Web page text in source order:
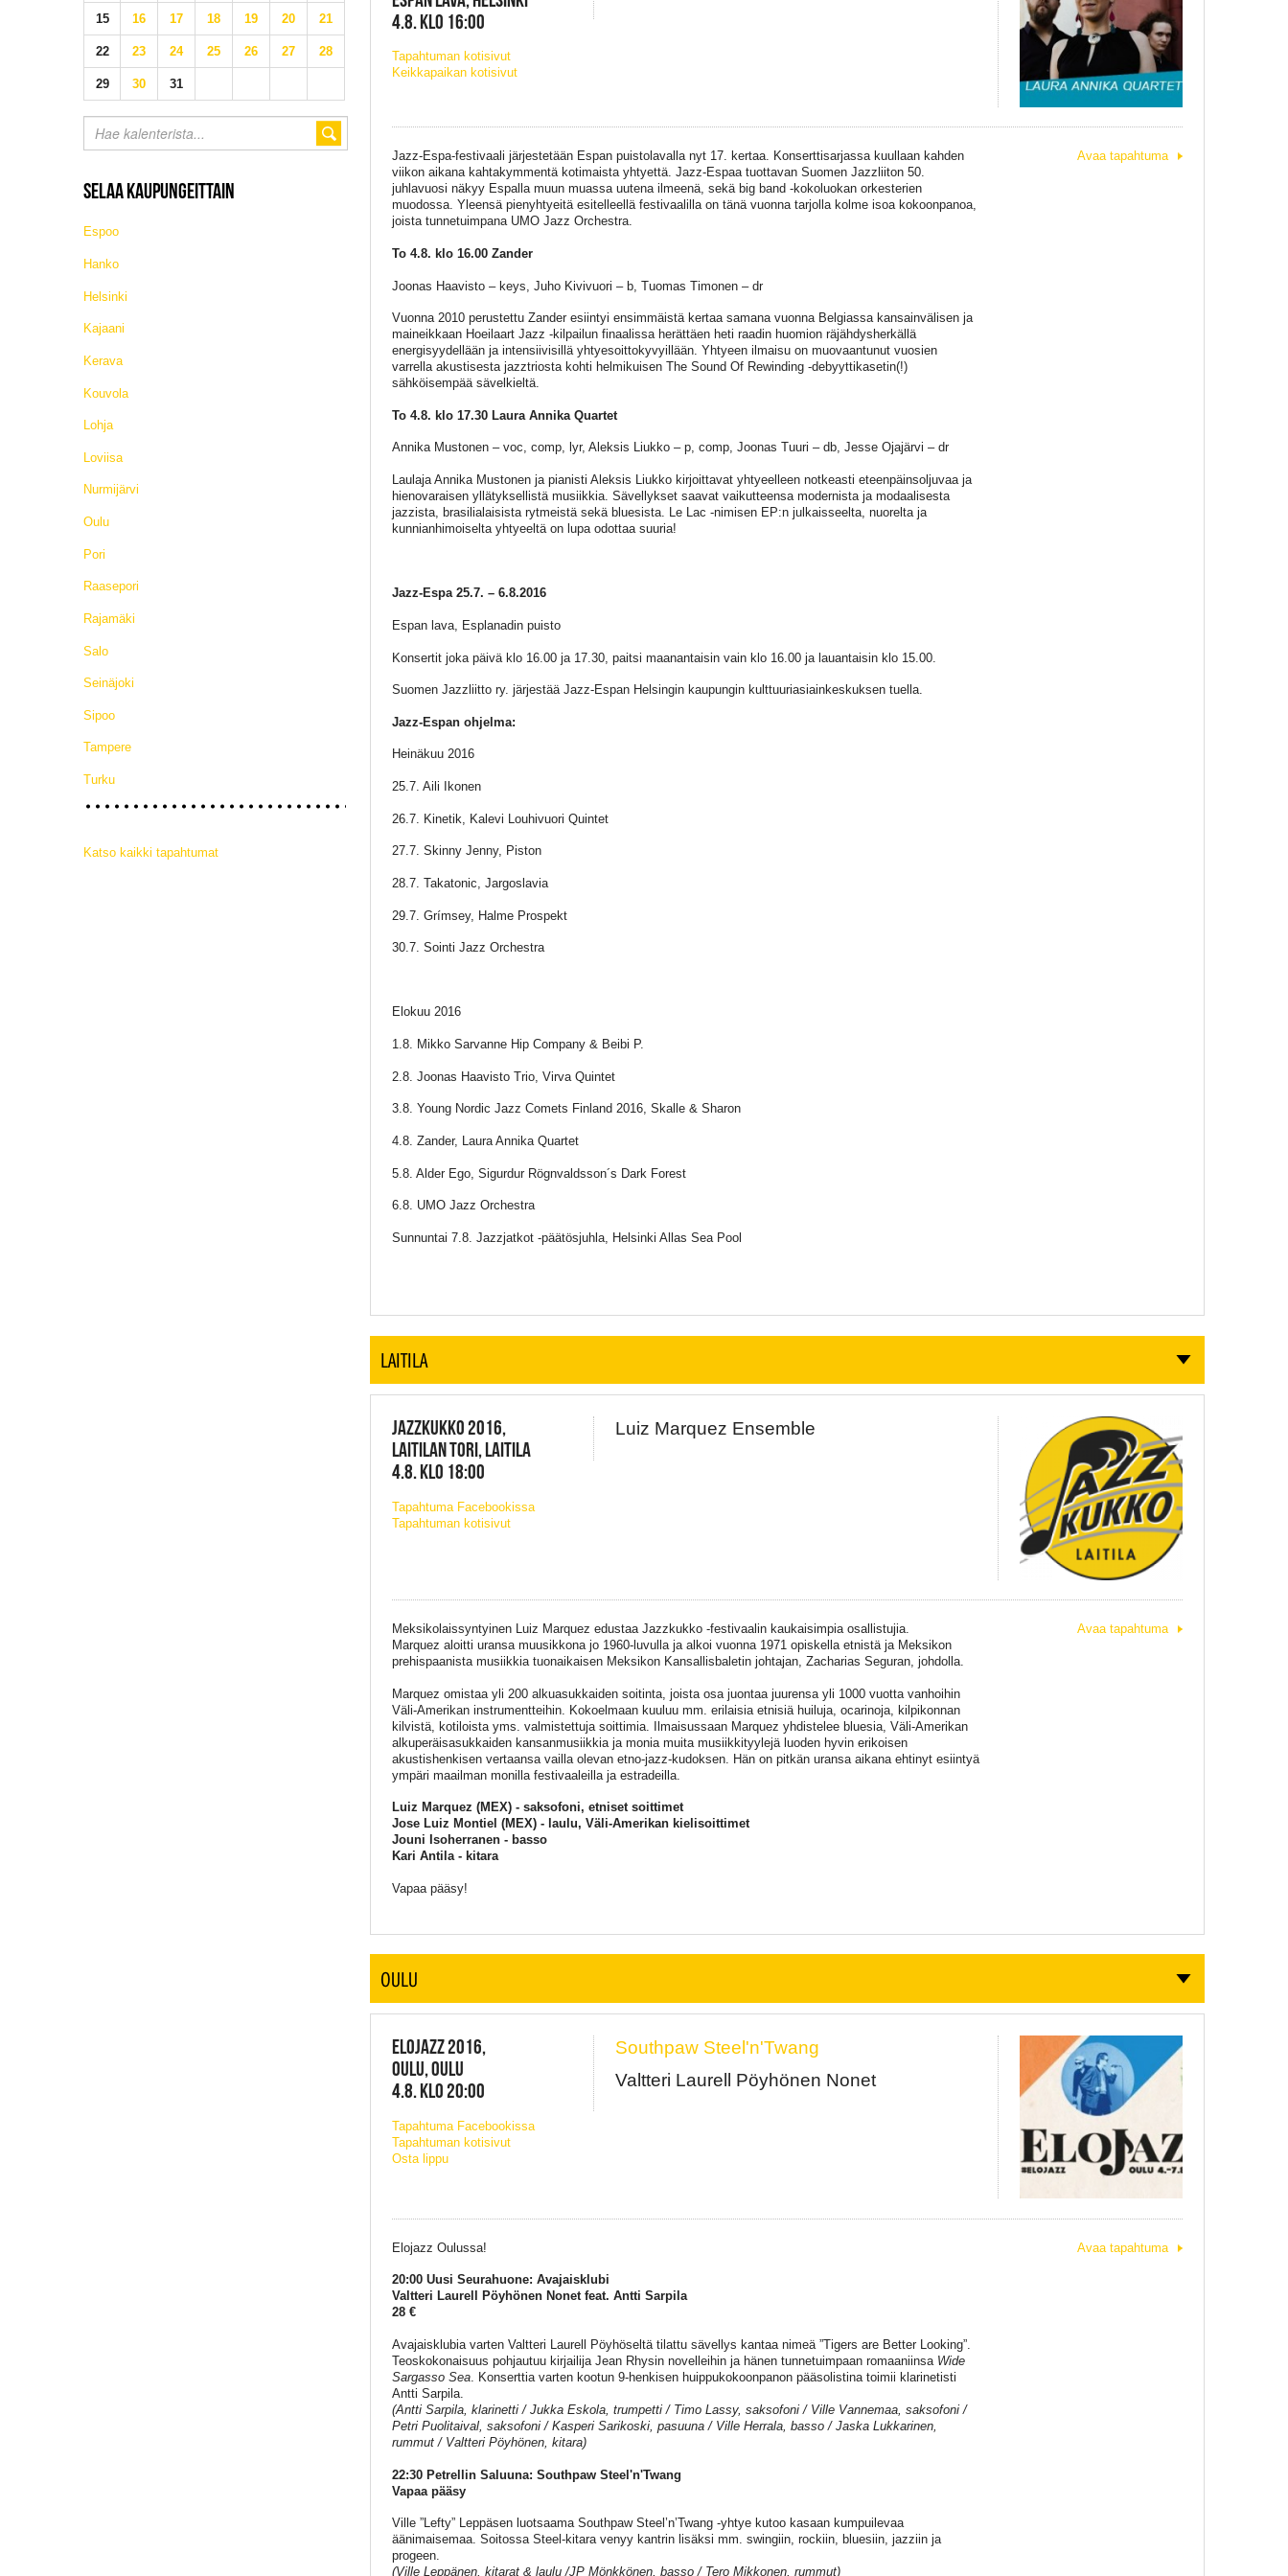
15 16 17 18 19 20 21
22 23 24 25 26 27 28
29 30 31
SELAA KAUPUNGEITTAIN
Espoo
Hanko
Helsinki
Kajaani
Kerava
Kouvola
Lohja
Loviisa
Nurmijärvi
Oulu
Pori
Raasepori
Rajamäki
Salo
Seinäjoki
Sipoo
Tampere
Turku
Katso kaikki tapahtumat
4.8. KLO 16:00
Tapahtuman kotisivut
Keikkapaikan kotisivut
Jazz-Espa-festivaali järjestetään Espan puistolavalla nyt 17. kertaa. Konserttisarjassa kuullaan kahden
viikon aikana kahtakymmentä kotimaista yhtyettä. Jazz-Espaa tuottavan Suomen Jazzliiton 50.
juhlavuosi näkyy Espalla muun muassa uutena ilmeenä, sekä big band -kokoluokan orkesterien
muodossa. Yleensä pienyhtyeitä esitelleellä festivaalilla on tänä vuonna tarjolla kolme isoa kokoonpanoa,
joista tunnetuimpana UMO Jazz Orchestra.
To 4.8. klo 16.00 Zander
Joonas Haavisto – keys, Juho Kivivuori – b, Tuomas Timonen – dr
Vuonna 2010 perustettu Zander esiintyi ensimmäistä kertaa samana vuonna Belgiassa kansainvälisen ja
maineikkaan Hoeilaart Jazz -kilpailun finaalissa herättäen heti raadin huomion räjähdysherkällä
energisyydellään ja intensiivisillä yhtyesoittokyvyillään. Yhtyeen ilmaisu on muovaantunut vuosien
varrella akustisesta jazztriosta kohti helmikuisen The Sound Of Rewinding -debyyttikasetin(!)
sähköisempää sävelkieltä.
To 4.8. klo 17.30 Laura Annika Quartet
Annika Mustonen – voc, comp, lyr, Aleksis Liukko – p, comp, Joonas Tuuri – db, Jesse Ojajärvi – dr
Laulaja Annika Mustonen ja pianisti Aleksis Liukko kirjoittavat yhtyeelleen notkeasti eteenpäinsoljuvaa ja
hienovaraisen yllätyksellistä musiikkia. Sävellykset saavat vaikutteensa modernista ja modaalisesta
jazzista, brasilialaisista rytmeistä sekä bluesista. Le Lac -nimisen EP:n julkaisseelta, nuorelta ja
kunnianhimoiselta yhtyeeltä on lupa odottaa suuria!
Jazz-Espa 25.7. – 6.8.2016
Espan lava, Esplanadin puisto
Konsertit joka päivä klo 16.00 ja 17.30, paitsi maanantaisin vain klo 16.00 ja lauantaisin klo 15.00.
Suomen Jazzliitto ry. järjestää Jazz-Espan Helsingin kaupungin kulttuuriasiainkeskuksen tuella.
Jazz-Espan ohjelma:
Heinäkuu 2016
25.7. Aili Ikonen
26.7. Kinetik, Kalevi Louhivuori Quintet
27.7. Skinny Jenny, Piston
28.7. Takatonic, Jargoslavia
29.7. Grímsey, Halme Prospekt
30.7. Sointi Jazz Orchestra
Elokuu 2016
1.8. Mikko Sarvanne Hip Company & Beibi P.
2.8. Joonas Haavisto Trio, Virva Quintet
3.8. Young Nordic Jazz Comets Finland 2016, Skalle & Sharon
4.8. Zander, Laura Annika Quartet
5.8. Alder Ego, Sigurdur Rögnvaldsson´s Dark Forest
6.8. UMO Jazz Orchestra
Sunnuntai 7.8. Jazzjatkot -päätösjuhla, Helsinki Allas Sea Pool
Avaa tapahtuma
LAITILA
JAZZKUKKO 2016,
LAITILAN TORI, LAITILA
4.8. KLO 18:00
Tapahtuma Facebookissa
Tapahtuman kotisivut
Luiz Marquez Ensemble
Meksikolaissyntyinen Luiz Marquez edustaa Jazzkukko -festivaalin kaukaisimpia osallistujia.
Marquez aloitti uransa muusikkona jo 1960-luvulla ja alkoi vuonna 1971 opiskella etnistä ja Meksikon
prehispaanista musiikkia tuonaikaisen Meksikon Kansallisbaletin johtajan, Zacharias Seguran, johdolla.
Marquez omistaa yli 200 alkuasukkaiden soitinta, joista osa juontaa juurensa yli 1000 vuotta vanhoihin
Väli-Amerikan instrumentteihin. Kokoelmaan kuuluu mm. erilaisia etnisiä huiluja, ocarinoja, kilpikonnan
kilvistä, kotiloista yms. valmistettuja soittimia. Ilmaisussaan Marquez yhdistelee bluesia, Väli-Amerikan
alkuperäisasukkaiden kansanmusiikkia ja monia muita musiikkityylejä luoden hyvin erikoisen
akustishenkisen vertaansa vailla olevan etno-jazz-kudoksen. Hän on pitkän uransa aikana ehtinyt esiintyä
ympäri maailman monilla festivaaleilla ja estradeilla.
Luiz Marquez (MEX) - saksofoni, etniset soittimet
Jose Luiz Montiel (MEX) - laulu, Väli-Amerikan kielisoittimet
Jouni Isoherranen - basso
Kari Antila - kitara
Vapaa pääsy!
Avaa tapahtuma
OULU
ELOJAZZ 2016,
OULU, OULU
4.8. KLO 20:00
Tapahtuma Facebookissa
Tapahtuman kotisivut
Osta lippu
Southpaw Steel'n'Twang
Valtteri Laurell Pöyhönen Nonet
Elojazz Oulussa!
20:00 Uusi Seurahuone: Avajaisklubi
Valtteri Laurell Pöyhönen Nonet feat. Antti Sarpila
28 €
Avajaisklubia varten Valtteri Laurell Pöyhöseltä tilattu sävellys kantaa nimeä ”Tigers are Better Looking”.
Teoskokonaisuus pohjautuu kirjailija Jean Rhysin novelleihin ja hänen tunnetuimpaan romaaniinsa Wide
Sargasso Sea. Konserttia varten kootun 9-henkisen huippukokoonpanon pääsolistina toimii klarinetisti
Antti Sarpila.
(Antti Sarpila, klarinetti / Jukka Eskola, trumpetti / Timo Lassy, saksofoni / Ville Vannemaa, saksofoni /
Petri Puolitaival, saksofoni / Kasperi Sarikoski, pasuuna / Ville Herrala, basso / Jaska Lukkarinen,
rummut / Valtteri Pöyhönen, kitara)
22:30 Petrellin Saluuna: Southpaw Steel'n'Twang
Vapaa pääsy
Ville ”Lefty” Leppäsen luotsaama Southpaw Steel’n’Twang -yhtye kutoo kasaan kumpuilevaa
äänimaisemaa. Soitossa Steel-kitara venyy kantrin lisäksi mm. swingiin, rockiin, bluesiin, jazziin ja
progeen.
(Ville Leppänen, kitarat & laulu /JP Mönkkönen, basso / Tero Mikkonen, rummut)
Avaa tapahtuma